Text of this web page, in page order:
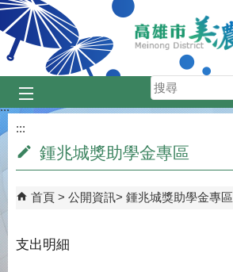
跳到主要內容區塊
:::
:::
鍾兆城獎助學金專區
首頁 公開資訊 鍾兆城獎助學金專區
支出明細